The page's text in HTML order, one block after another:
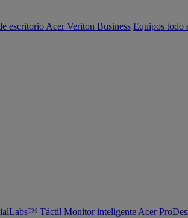
escritorio Acer Veriton Business Equipos todo
Táctil Monitor inteligente Acer